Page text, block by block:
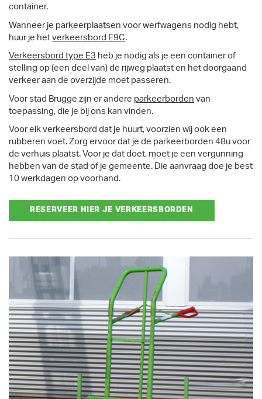
container.
Wanneer je parkeerplaatsen voor werfwagens nodig hebt,
huur je het verkeersbord E9C.
Verkeersbord type E3 heb je nodig als je een container of
stelling op (een deel van) de rijweg plaatst en het doorgaand
verkeer aan de overzijde moet passeren.
Voor stad Brugge zijn er andere parkeerborden van
toepassing, die je bij ons kan vinden.
Voor elk verkeersbord dat je huurt, voorzien wij ook een
rubberen voet. Zorg ervoor dat je de parkeerborden 48u voor
de verhuis plaatst. Voor je dat doet, moet je een vergunning
hebben van de stad of je gemeente. Die aanvraag doe je best
10 werkdagen op voorhand.
RESERVEER HIER JE VERKEERSBORDEN